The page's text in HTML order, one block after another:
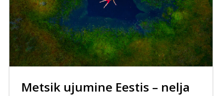
Metsik ujumine Eestis – nelja